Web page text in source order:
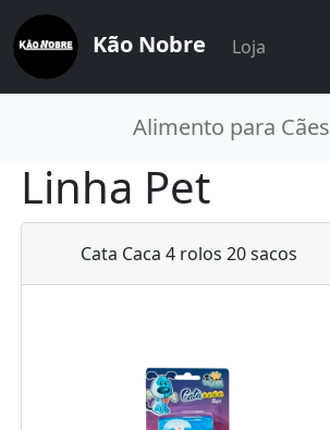
Kão Nobre Loja
Alimento para Cães
Linha Pet
Cata Caca 4 rolos 20 sacos